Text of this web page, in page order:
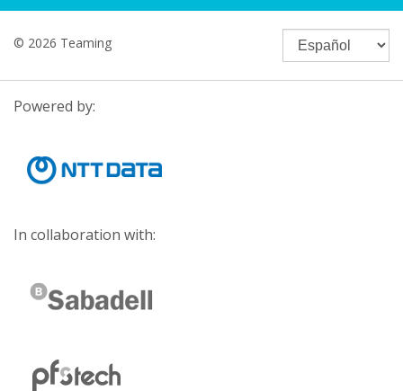
© 2026 Teaming
Powered by:
In collaboration with: